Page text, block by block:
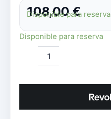
108,00€
Disponible para reserva
Disponible para reserva
Rooster
Duffel